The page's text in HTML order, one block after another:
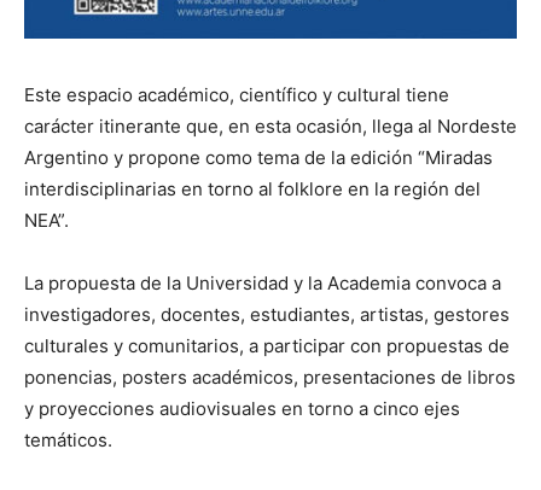
Este espacio académico, científico y cultural tiene
carácter itinerante que, en esta ocasión, llega al Nordeste
Argentino y propone como tema de la edición “Miradas
interdisciplinarias en torno al folklore en la región del
NEA”.
La propuesta de la Universidad y la Academia convoca a
investigadores, docentes, estudiantes, artistas, gestores
culturales y comunitarios, a participar con propuestas de
ponencias, posters académicos, presentaciones de libros
y proyecciones audiovisuales en torno a cinco ejes
temáticos.